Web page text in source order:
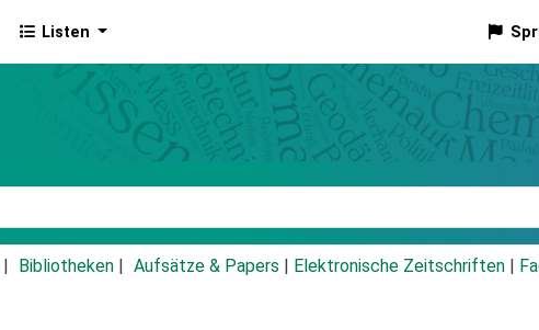
Listen
Bibliotheken Aufsätze & Papers Elektronische Zeitschriften